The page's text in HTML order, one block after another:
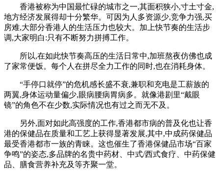
香港被称为中国最忙碌的城市之一,其面积狭小,寸土寸金,
地方经济发展得却十分繁华。可因为人多资源少,竞争力强,买
房难,大部分香港人的生活压力也较大。加上快节奏的生活步
调,大家明白:只有不断努力拼搏工作。
所以,在如此快节奏高压的生活日常中,加班熬夜仿佛也成
了家常便饭。每个人在拼尽全力工作的同时,也在消耗身体。
“手停口就停”的危机感长盛不衰,兼职和充电是工薪族的
两翼,身体运动量偏少,眼病腰病胃病多。就像港剧里“戴眼
镜”的角色不在少数,实际情况也有过之而无不及。
另外,面对如此高强度的工作,香港都市病的普及化也让香
港的保健品在质量和工艺上获得显著发展,其中,中成药保健品
最受香港都市一族的青睐。这也催生了香港保健品市场“百家
争鸣”的姿态,多品牌的名贵中药材、中式/西式食疗、中药保健
品、膳食营养补充及等齐聚一堂。